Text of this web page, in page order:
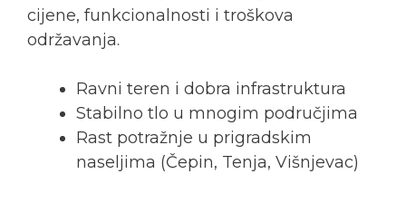
cijene, funkcionalnosti i troškova
održavanja.
Ravni teren i dobra infrastruktura
Stabilno tlo u mnogim područjima
Rast potražnje u prigradskim
naseljima (Čepin, Tenja, Višnjevac)